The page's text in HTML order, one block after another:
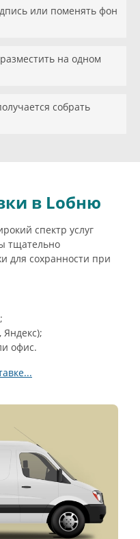
или поменять фон
на одном
собрать
в Lобню
спектр услуг
тщательно
для сохранности при
офис.